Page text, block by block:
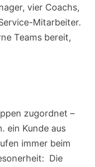
vier Coachs,
Mitarbeiter.
Teams bereit,
zugordnet –
ein Kunde aus
immer beim
Die